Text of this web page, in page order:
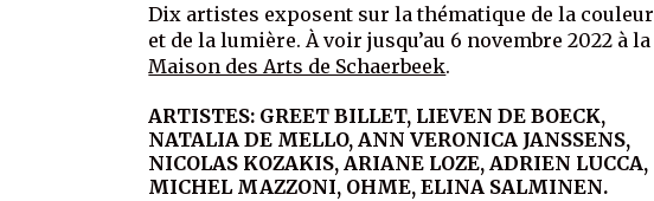
Dix artistes exposent sur la thématique de la couleur
et de la lumière. À voir jusqu’au 6 novembre 2022 à la
Maison des Arts de Schaerbeek.
ARTISTES: GREET BILLET, LIEVEN DE BOECK,
NATALIA DE MELLO, ANN VERONICA JANSSENS,
NICOLAS KOZAKIS, ARIANE LOZE, ADRIEN LUCCA,
MICHEL MAZZONI, OHME, ELINA SALMINEN.